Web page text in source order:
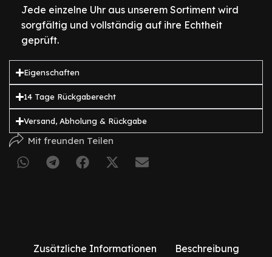
Jede einzelne Uhr aus unserem Sortiment wird
sorgfältig und vollständig auf ihre Echtheit
geprüft.
Eigenschaften
14 Tage Rückgaberecht
Versand, Abholung & Rückgabe
Mit freunden Teilen
Zusätzliche Informationen Beschreibung